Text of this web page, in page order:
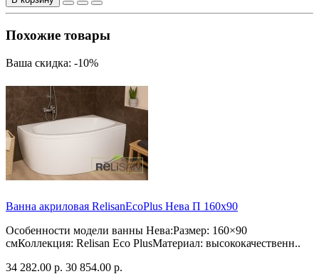
Похожие товары
Ваша скидка: -10%
Ванна акриловая RelisanEcoPlus Нева П 160х90
Особенности модели ванны Нева:Размер: 160×90
смКоллекция: Relisan Eco PlusМатериал: высококачественн..
34 282.00 р. 30 854.00 р.